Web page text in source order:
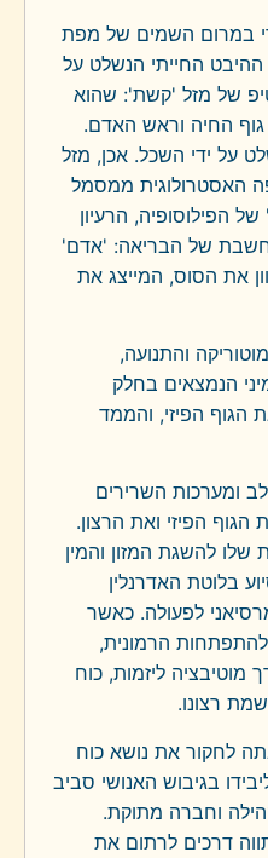
במרום השמים של מפת
החייתי הנשלט על
של מזל 'קשת': שהוא
החיה וראש האדם.
על ידי השכל. אכן, מזל
האסטרולוגית ממסמל
הפילוסופיה, הרעיון
של הבריאה: 'אדם'
את הסוס, המייצג את
והתנועה,
הנמצאים בחלק
הגוף הפיזי, והממד
ומערכות השרירים
הפיזי ואת הרצון.
להשגת המזון והמין
בלוטת האדרנלין
לפעולה. כאשר
הרמונית,
מוטיבציה ליזמות, כוח
רצונו.
לחקור את נושא כוח
בגיבוש האנושי סביב
וחברה מתוקת.
דרכים לרתום את